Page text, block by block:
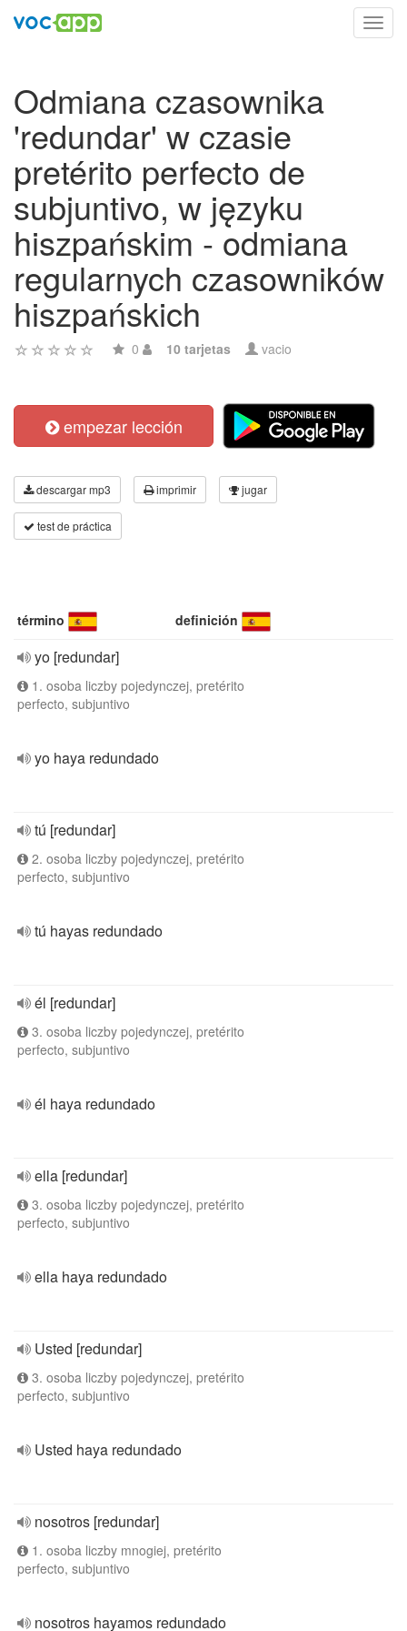
Odmiana czasownika
'redundar' w czasie
pretérito perfecto de
subjuntivo, w języku
hiszpańskim - odmiana
regularnych czasowników
hiszpańskich
0 10 tarjetas vacio
empezar lección
descargar mp3 imprimir jugar
test de práctica
término definición
yo [redundar]
1. osoba liczby pojedynczej, pretérito
perfecto, subjuntivo
yo haya redundado
tú [redundar]
2. osoba liczby pojedynczej, pretérito
perfecto, subjuntivo
tú hayas redundado
él [redundar]
3. osoba liczby pojedynczej, pretérito
perfecto, subjuntivo
él haya redundado
ella [redundar]
3. osoba liczby pojedynczej, pretérito
perfecto, subjuntivo
ella haya redundado
Usted [redundar]
3. osoba liczby pojedynczej, pretérito
perfecto, subjuntivo
Usted haya redundado
nosotros [redundar]
1. osoba liczby mnogiej, pretérito
perfecto, subjuntivo
nosotros hayamos redundado